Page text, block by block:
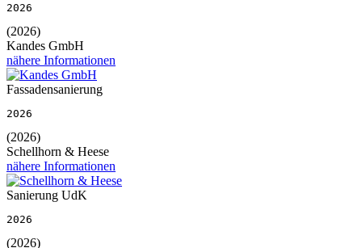
2026
(2026)
Kandes GmbH
nähere Informationen
Fassadensanierung
2026
(2026)
Schellhorn & Heese
nähere Informationen
Sanierung UdK
2026
(2026)